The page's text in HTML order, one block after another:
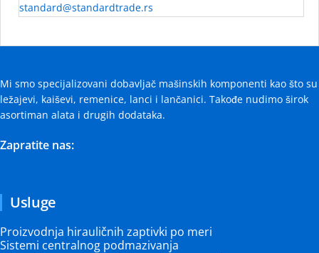
standard@standardtrade.rs
Mi smo specijalizovani dobavljač mašinskih komponenti kao što su
ležajevi, kaiševi, remenice, lanci i lančanici. Takođe nudimo širok
asortiman alata i drugih dodataka.
Zapratite nas:
Usluge
Proizvodnja hirauličnih zaptivki po meri
Sistemi centralnog podmazivanja